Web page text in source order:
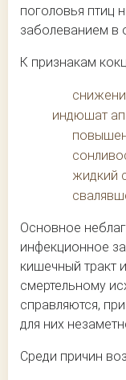
поголовья птиц
заболеванием в
К признакам
индюшат
жидкий
Основное
инфекционное
кишечный тракт
смертельному
справляются,
для них
Среди причин